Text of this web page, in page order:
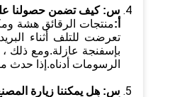
س: كيف تضمن حصولنا
أ:منتجات الرقائق هشة
تعرضت للتلف أثناء
بإسفنجة عازلة.ومع ذلك ،
الرسومات أدناه.إذا حدث
س: هل يمكننا زيارة